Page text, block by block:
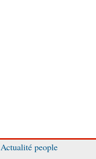
Actualité people